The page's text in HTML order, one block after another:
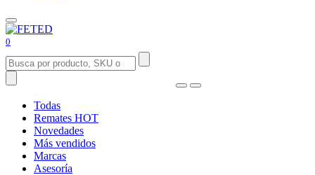
0
Todas
Remates HOT
Novedades
Más vendidos
Marcas
Asesoría